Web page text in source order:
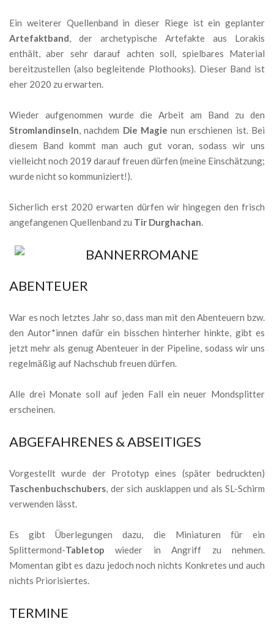
Ein weiterer Quellenband in dieser Riege ist ein geplanter
Artefaktband, der archetypische Artefakte aus Lorakis
enthält, aber sehr darauf achten soll, spielbares Material
bereitzustellen (also begleitende Plothooks). Dieser Band ist
eher 2020 zu erwarten.
Wieder aufgenommen wurde die Arbeit am Band zu den
Stromlandinseln, nachdem Die Magie nun erschienen ist. Bei
diesem Band kommt man auch gut voran, sodass wir uns
vielleicht noch 2019 darauf freuen dürfen (meine Einschätzung;
wurde nicht so kommuniziert!).
Sicherlich erst 2020 erwarten dürfen wir hingegen den frisch
angefangenen Quellenband zu Tir Durghachan.
ABENTEUER
War es noch letztes Jahr so, dass man mit den Abenteuern bzw.
den Autor*innen dafür ein bisschen hinterher hinkte, gibt es
jetzt mehr als genug Abenteuer in der Pipeline, sodass wir uns
regelmäßig auf Nachschub freuen dürfen.
Alle drei Monate soll auf jeden Fall ein neuer Mondsplitter
erscheinen.
ABGEFAHRENES & ABSEITIGES
Vorgestellt wurde der Prototyp eines (später bedruckten)
Taschenbuchschubers, der sich ausklappen und als SL-Schirm
verwenden lässt.
Es gibt Überlegungen dazu, die Miniaturen für ein
Splittermond-Tabletop wieder in Angriff zu nehmen.
Momentan gibt es dazu jedoch noch nichts Konkretes und auch
nichts Priorisiertes.
TERMINE